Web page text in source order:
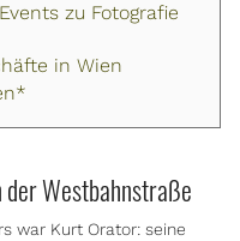
zu Fotografie
in Wien
der Westbahnstraße
war Kurt Orator: seine